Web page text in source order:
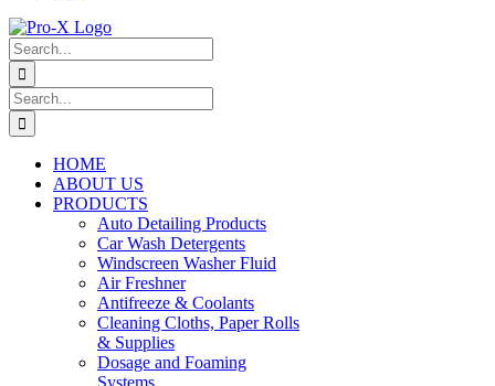
Search
for:
Search
for:
HOME
ABOUT US
PRODUCTS
Auto Detailing Products
Car Wash Detergents
Windscreen Washer Fluid
Air Freshner
Antifreeze & Coolants
Cleaning Cloths, Paper Rolls
& Supplies
Dosage and Foaming
Systems